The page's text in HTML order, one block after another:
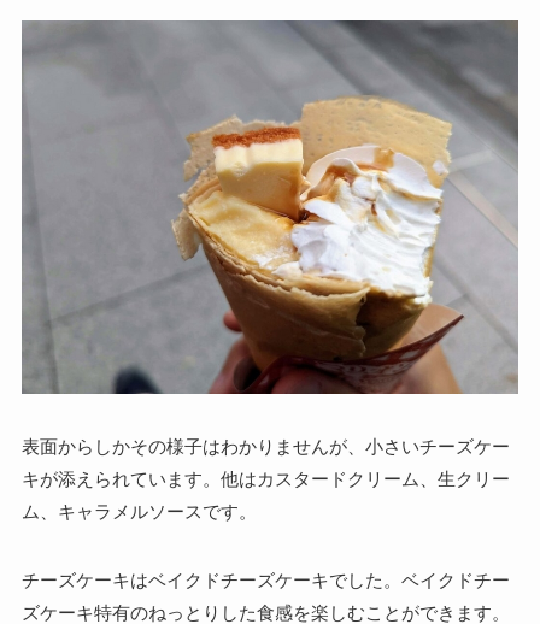
表面からしかその様子はわかりませんが、小さいチーズケー
キが添えられています。他はカスタードクリーム、生クリー
ム、キャラメルソースです。
チーズケーキはベイクドチーズケーキでした。ベイクドチー
ズケーキ特有のねっとりした食感を楽しむことができます。